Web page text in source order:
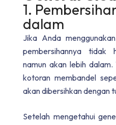
1.
dalam
Jika Anda
pembersihannya tidak
namun akan lebih
kotoran membandel
akan dibersihkan dengan
Setelah mengetahui